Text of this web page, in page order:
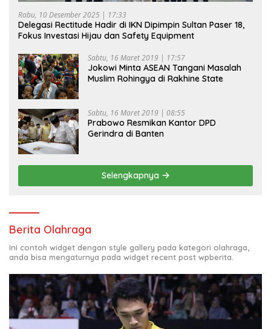
Rabu, 10 Desember 2025 | 17:33
Delegasi Rectitude Hadir di IKN Dipimpin Sultan Paser 18,
Fokus Investasi Hijau dan Safety Equipment
Sabtu, 16 Maret 2019 | 17:57
Jokowi Minta ASEAN Tangani Masalah
Muslim Rohingya di Rakhine State
Sabtu, 16 Maret 2019 | 08:55
Prabowo Resmikan Kantor DPD
Gerindra di Banten
Selengkapnya
Berita Olahraga
Ini contoh widget dengan style gallery pada kategori olahraga,
anda bisa mengaturnya pada widget recent post wpberita.